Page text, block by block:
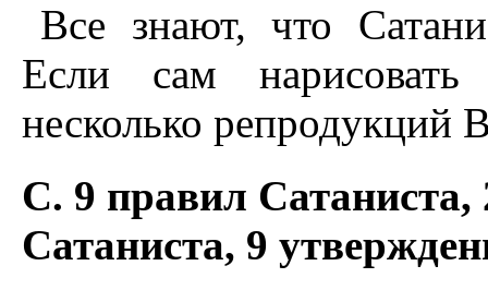
Все знают, что
Если сам
несколько репродукций
C. 9 правил Сатаниста,
Сатаниста, 9